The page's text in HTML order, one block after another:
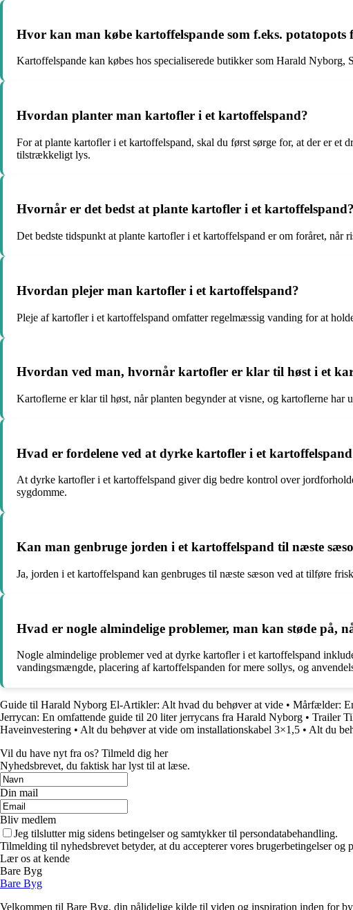
Hvor kan man købe kartoffelspande som f.eks.
Kartoffelspande kan købes hos specialiserede butikker som Harald
Hvordan planter man kartofler i et kartoffelspand?
For at plante kartofler i et kartoffelspand, skal du først sørge for, at der er
tilstrækkeligt lys.
Hvornår er det bedst at plante kartofler i et kartoffelspand?
Det bedste tidspunkt at plante kartofler i et kartoffelspand er om foråret,
Hvordan plejer man kartofler i et kartoffelspand?
Pleje af kartofler i et kartoffelspand omfatter regelmæssig vanding for at
Hvordan ved man, hvornår kartofler er klar til høst i et
Kartoflerne er klar til høst, når planten begynder at visne, og kartoflerne
Hvad er fordelene ved at dyrke kartofler i et
At dyrke kartofler i et kartoffelspand giver dig bedre kontrol over
sygdomme.
Kan man genbruge jorden i et kartoffelspand til næste
Ja, jorden i et kartoffelspand kan genbruges til næste sæson ved at tilføre
Hvad er nogle almindelige problemer, man kan støde på,
Nogle almindelige problemer ved at dyrke kartofler i et kartoffelspand
vandingsmængde, placering af kartoffelspanden for mere sollys, og
Guide til Harald Nyborg El-Artikler: Alt hvad du behøver at vide • Mårfælder:
Jerrycan: En omfattende guide til 20 liter jerrycans fra Harald Nyborg • Trailer
Haveinvestering • Alt du behøver at vide om installationskabel 3×1,5 • Alt du
Vil du have nyt fra os? Tilmeld dig her
Nyhedsbrevet, du faktisk har lyst til at læse.
Din mail
Bliv medlem
Jeg tilslutter mig sidens betingelser og samtykker til persondatabehandling.
Tilmelding til nyhedsbrevet betyder, at du accepterer vores brugerbetingelser
Lær os at kende
Bare Byg
Bare Byg
Velkommen til Bare Byg, din pålidelige kilde til viden og inspiration inden for